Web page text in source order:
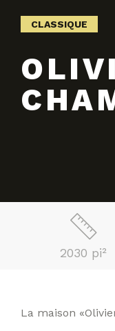
CLASSIQUE
2030 pi²
La maison